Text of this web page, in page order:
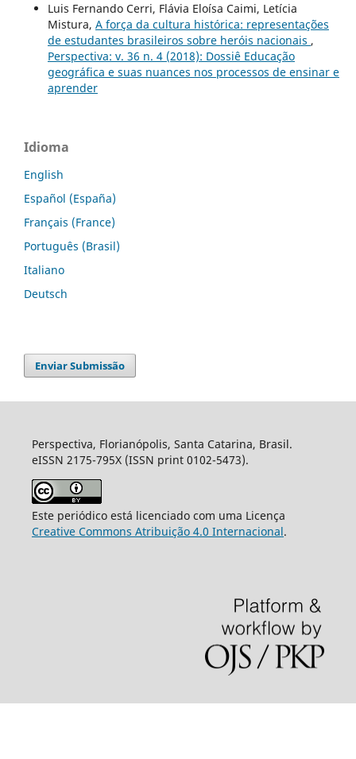
Luis Fernando Cerri, Flávia Eloísa Caimi, Letícia
Mistura, A força da cultura histórica: representações
de estudantes brasileiros sobre heróis nacionais ,
Perspectiva: v. 36 n. 4 (2018): Dossiê Educação
geográfica e suas nuances nos processos de ensinar e
aprender
Idioma
English
Español (España)
Français (France)
Português (Brasil)
Italiano
Deutsch
Enviar Submissão
Perspectiva, Florianópolis, Santa Catarina, Brasil.
eISSN 2175-795X (ISSN print 0102-5473).
Este periódico está licenciado com uma Licença
Creative Commons Atribuição 4.0 Internacional.